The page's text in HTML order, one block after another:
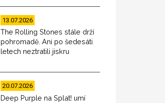
13.07.2026
The Rolling Stones stále drží
pohromadě. Ani po šedesáti
letech neztratili jiskru
20.07.2026
Deep Purple na Splat! umí